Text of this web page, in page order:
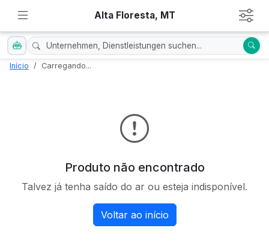
Alta Floresta, MT
Início Carregando...
Produto não encontrado
Talvez já tenha saído do ar ou esteja indisponível.
Voltar ao início